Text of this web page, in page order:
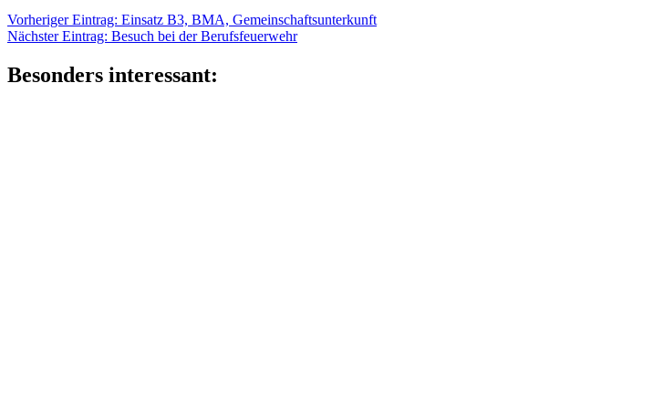
Beitragsnavigation
Vorheriger Eintrag: Vorheriger
Eintrag:
Einsatz B3, BMA, Gemeinschaftsunterkunft
Nächster Eintrag: Nächster
Besuch bei der Berufsfeuerwehr
Besonders interessant: